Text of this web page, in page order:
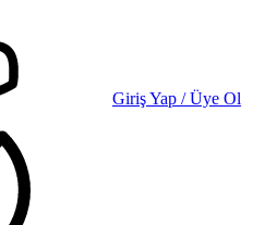
Giriş Yap / Üye Ol